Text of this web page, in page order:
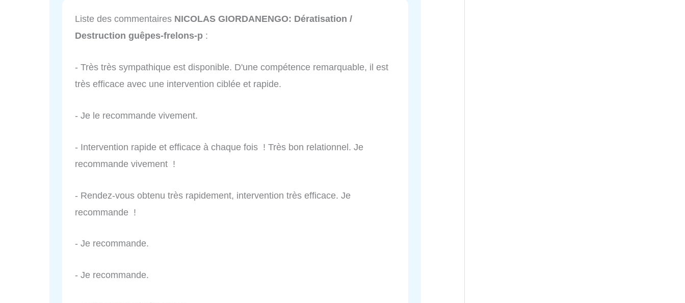
Liste des commentaires NICOLAS GIORDANENGO: Dératisation /
Destruction guêpes-frelons-p :
- Très très sympathique est disponible. D'une compétence remarquable, il est
très efficace avec une intervention ciblée et rapide.
- Je le recommande vivement.
- Intervention rapide et efficace à chaque fois ! Très bon relationnel. Je
recommande vivement !
- Rendez-vous obtenu très rapidement, intervention très efficace. Je
recommande !
- Je recommande.
- Je recommande.